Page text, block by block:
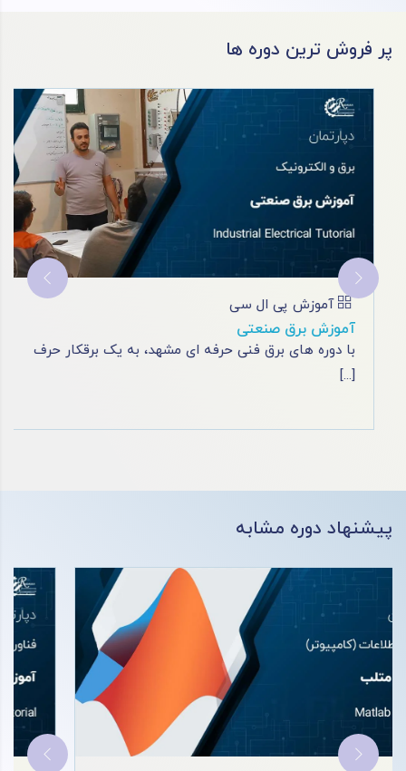
پر فروش ترین دوره ها
آموزش پی ال سی
آموزش پی ال سی زیمنس
آموزش برنامه نویسی لوگو زیمنس 8: شروعی پیشرفته به
پیشنهاد دوره مشابه